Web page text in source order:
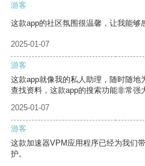
游客
这款app的社区氛围很温馨，让我能够
2025-01-07
游客
这款app就像我的私人助理，随时随
查找资料，这款app的搜索功能非常强
2025-01-07
游客
这款加速器VPM应用程序已经为我们
护。